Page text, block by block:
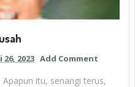
2023 Add Comment
itu, senangi terus,